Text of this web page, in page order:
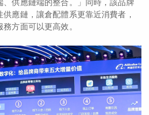
、供應鏈端的整合。」同時，該品牌
應鏈，讓倉配體系更靠近消費者，
方面可以更高效。